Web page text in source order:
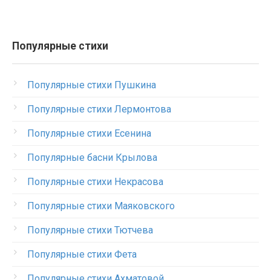
Популярные стихи
Популярные стихи Пушкина
Популярные стихи Лермонтова
Популярные стихи Есенина
Популярные басни Крылова
Популярные стихи Некрасова
Популярные стихи Маяковского
Популярные стихи Тютчева
Популярные стихи Фета